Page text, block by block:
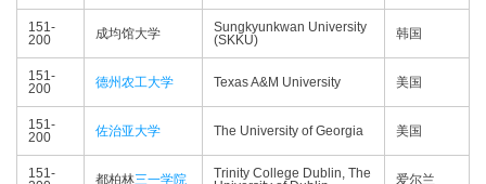
151-
200
成均馆大学
Sungkyunkwan University
(SKKU)
韩国
151-
200
德州农工大学 Texas A&M University 美国
151-
200
佐治亚大学 The University of Georgia 美国
151-
都柏林三一学院
Trinity College Dublin, The
爱尔兰